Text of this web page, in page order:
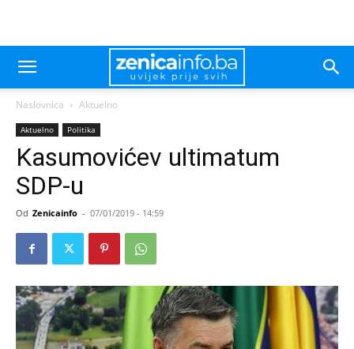
Naslovnica Aktuelno
Aktuelno Politika
Kasumovićev ultimatum
SDP-u
Od Zenicainfo - 07/01/2019 - 14:59